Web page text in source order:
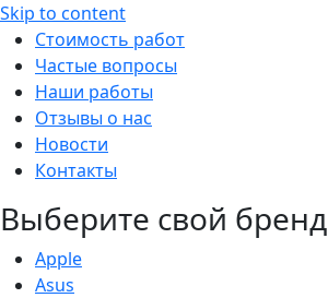
Skip to content
Стоимость работ
Частые вопросы
Наши работы
Отзывы о нас
Новости
Контакты
Выберите свой бренд
Apple
Asus